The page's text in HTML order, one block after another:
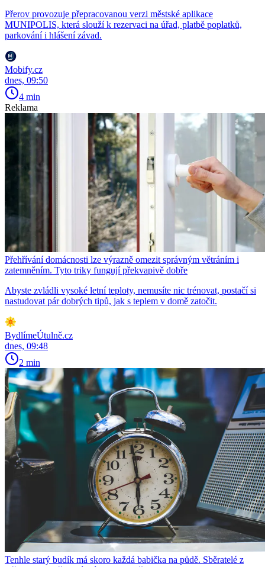
Přerov provozuje přepracovanou verzi městské aplikace
MUNIPOLIS, která slouží k rezervaci na úřad, platbě poplatků,
parkování i hlášení závad.
Mobify.cz
dnes, 09:50
4 min
Reklama
Přehřívání domácnosti lze výrazně omezit správným větráním i
zatemněním. Tyto triky fungují překvapivě dobře
Abyste zvládli vysoké letní teploty, nemusíte nic trénovat, postačí si
nastudovat pár dobrých tipů, jak s teplem v domě zatočit.
BydlímeÚtulně.cz
dnes, 09:48
2 min
Tenhle starý budík má skoro každá babička na půdě. Sběratelé z